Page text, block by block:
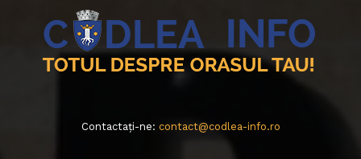
Contactați-ne: contact@codlea-info.ro